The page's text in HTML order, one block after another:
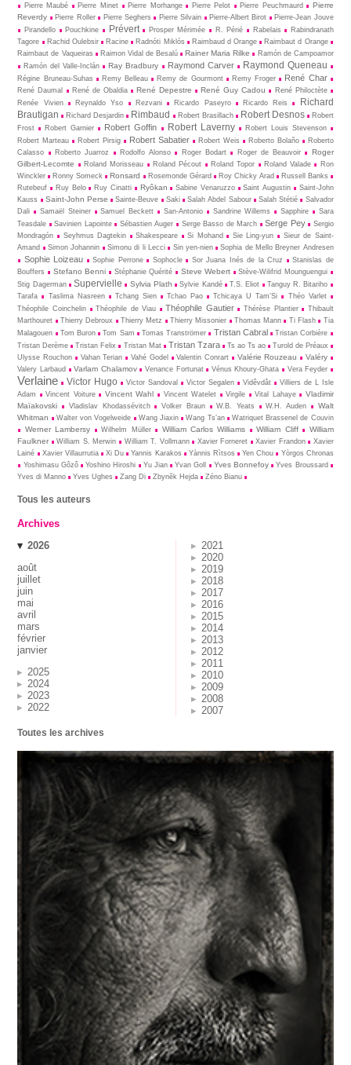
Pierre Maubé Pierre Minet Pierre Morhange Pierre Pelot Pierre Peuchmaurd
Pierre
Reverdy
Pierre Roller Pierre Seghers Pierre Silvain Pierre-Albert Birot
Pierre-Jean Jouve
Pirandello
Pouchkine Prévert Prosper Mérimée R. Périé Rabelais
Rabindranath
Tagore
Rachid Oulebsir Racine Radnóti Miklós Raimbaud d Orange
Raimbaut d Orange
Raimbaut de Vaqueiras
Raimon Vidal de Besalú Rainer Maria Rilke
Ramón de Campoamor
Ramón del Valle-Inclán
Ray Bradbury Raymond Carver Raymond Queneau
Régine Bruneau-Suhas Remy Belleau Remy de Gourmont Remy Froger René Char
René Daumal René de Obaldia René Depestre René Guy Cadou
René Philoctète
Renée Vivien
Reynaldo Yso Rezvani Ricardo Paseyro Ricardo Reis
Richard
Brautigan
Richard Desjardin Rimbaud Robert Brasillach Robert Desnos
Robert
Frost
Robert Garnier Robert Goffin Robert Laverny
Robert Louis Stevenson
Robert Marteau
Robert Pirsig Robert Sabatier Robert Weis Roberto Bolaño
Roberto
Calasso
Roberto Juarroz Rodolfo Alonso Roger Bodart Roger de Beauvoir
Roger
Gilbert-Lecomte
Roland Morisseau Roland Pécout Roland Topor Roland Valade
Ron
Winckler
Ronny Someck Ronsard Rosemonde Gérard Roy Chicky Arad
Russell Banks
Rutebeuf
Ruy Belo Ruy Cinatti Ryôkan Sabine Venaruzzo Saint Augustin
Saint-John
Kauss
Saint-John Perse Sainte-Beuve Saki Salah Abdel Sabour Salah Stétié
Salvador
Dali
Samaël Steiner Samuel Beckett San-Antonio Sandrine Willems Sapphire
Sara
Teasdale
Savinien Lapointe Sébastien Auger Serge Basso de March Serge Pey
Sergio
Mondragón
Seyhmus Dagtekin Shakespeare Si Mohand Sie Ling-yun
Sieur de Saint-
Amand
Simon Johannin Simonu di li Lecci Sin yen-nien Sophia de Mello Breyner Andresen
Sophie Loizeau Sophie Perrone Sophocle Sor Juana Inés de la Cruz
Stanislas de
Bouffers
Stefano Benni Stéphanie Quérité Steve Webert
Stève-Wilifrid Mounguengui
Stig Dagerman
Supervielle Sylvia Plath Sylvie Kandé T.S. Eliot
Tanguy R. Bitariho
Tarafa
Taslima Nasreen Tchang Sien Tchao Pao Tchicaya U Tam’Si
Théo Varlet
Théophile Coinchelin
Théophile de Viau Théophile Gautier Thérèse Plantier
Thibault
Marthouret
Thierry Debroux Thierry Metz Thierry Missonier Thomas Mann Ti Flash
Tia
Malagouen
Tom Buron Tom Sam Tomas Tranströmer Tristan Cabral
Tristan Corbière
Tristan Derème
Tristan Felix Tristan Mat Tristan Tzara Ts ao Ts ao
Turold de Préaux
Ulysse Rouchon
Vahan Terian Vahé Godel Valentin Conrart Valérie Rouzeau Valéry
Valery Larbaud Varlam Chalamov Venance Fortunat Vénus Khoury-Ghata Vera Feyder
Verlaine Victor Hugo Victor Sandoval Victor Segalen Vidêvdât
Villiers de L Isle
Adam
Vincent Voiture Vincent Wahl Vincent Watelet Virgile Vital Lahaye
Vladimir
Maïakovski
Vladislav Khodassévitch Volker Braun W.B. Yeats W.H. Auden
Walt
Whitman
Walter von Vogelweide Wang Jiaxin Wang Ts’an Watriquet Brassenel de Couvin
Werner Lambersy Wilhelm Müller William Carlos Williams William Cliff
William
Faulkner
William S. Merwin William T. Vollmann Xavier Forneret Xavier Frandon
Xavier
Lainé
Xavier Villaurrutia Xi Du Yannis Karakos Yànnis Rìtsos Yen Chou
Yòrgos Chronas
Yoshimasu Gôzô
Yoshino Hiroshi Yu Jian Yvan Goll Yves Bonnefoy
Yves Broussard
Yves di Manno
Yves Ughes Zang Di Zbynĕk Hejda Zéno Bianu
Tous les auteurs
Archives
2026
août
juillet
juin
mai
avril
mars
février
janvier
2025
2024
2023
2022
2021
2020
2019
2018
2017
2016
2015
2014
2013
2012
2011
2010
2009
2008
2007
Toutes les archives